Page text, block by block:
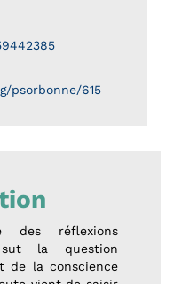
psorbonne/615
des réflexions
sut la question
de la conscience